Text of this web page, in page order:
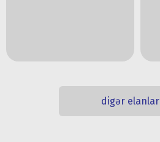
digər elanlar